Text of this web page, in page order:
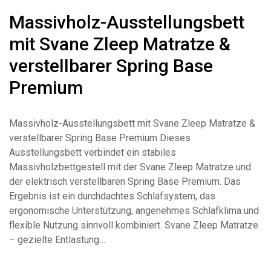
Massivholz-Ausstellungsbett
mit Svane Zleep Matratze &
verstellbarer Spring Base
Premium
Massivholz-Ausstellungsbett mit Svane Zleep Matratze &
verstellbarer Spring Base Premium Dieses
Ausstellungsbett verbindet ein stabiles
Massivholzbettgestell mit der Svane Zleep Matratze und
der elektrisch verstellbaren Spring Base Premium. Das
Ergebnis ist ein durchdachtes Schlafsystem, das
ergonomische Unterstützung, angenehmes Schlafklima und
flexible Nutzung sinnvoll kombiniert. Svane Zleep Matratze
– gezielte Entlastung…